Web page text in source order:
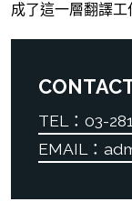
成了這一層翻譯
TEL：03-
EMAIL：